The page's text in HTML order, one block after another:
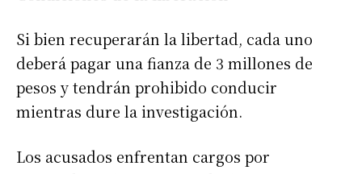
Si bien recuperarán la libertad, cada uno
deberá pagar una fianza de 3 millones de
pesos y tendrán prohibido conducir
mientras dure la investigación.
Los acusados enfrentan cargos por